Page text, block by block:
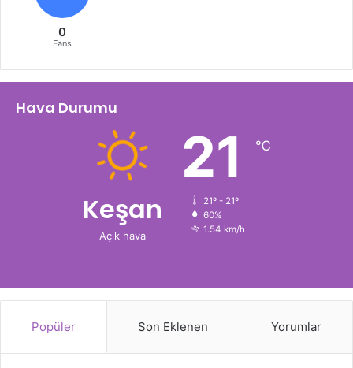
0
Fans
Hava Durumu
Keşan
Açık hava
21 ℃
21º - 21º
60%
1.54 km/h
Popüler Son Eklenen Yorumlar